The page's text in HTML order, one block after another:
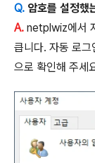
Q. 암호를 설정했
A. netplwiz에서
큽니다. 자동 로그
으로 확인해 주세